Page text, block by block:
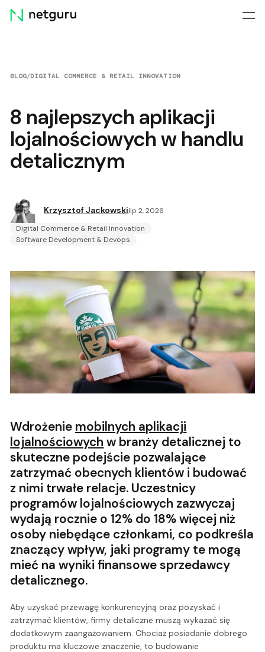
Skip
menu
BLOG/DIGITAL COMMERCE & RETAIL INNOVATION
8 najlepszych aplikacji
lojalnościowych w handlu
detalicznym
Krzysztof Jackowskilip 2, 2026
Digital Commerce & Retail Innovation
Software Development & Devops
Wdrożenie mobilnych aplikacji
lojalnościowych w branży detalicznej to
skuteczne podejście pozwalające
zatrzymać obecnych klientów i budować
z nimi trwałe relacje. Uczestnicy
programów lojalnościowych zazwyczaj
wydają rocznie o 12% do 18% więcej niż
osoby niebędące członkami, co podkreśla
znaczący wpływ, jaki programy te mogą
mieć na wyniki finansowe sprzedawcy
detalicznego.
Aby uzyskać przewagę konkurencyjną oraz pozyskać i
zatrzymać klientów, firmy detaliczne muszą wykazać się
dodatkowym zaangażowaniem. Chociaż posiadanie dobrego
produktu ma kluczowe znaczenie, to budowanie